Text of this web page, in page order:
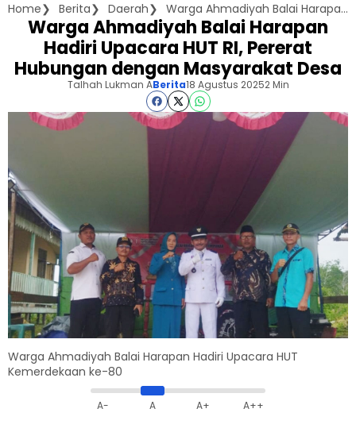
Home Berita Daerah Warga Ahmadiyah Balai Harapan Hadiri Upacara HUT RI, Pererat Hubungan dengan Masyarakat Desa
Warga Ahmadiyah Balai Harapan
Hadiri Upacara HUT RI, Pererat
Hubungan dengan Masyarakat Desa
Talhah Lukman ABerita18 Agustus 20252 Min
Warga Ahmadiyah Balai Harapan Hadiri Upacara HUT
Kemerdekaan ke-80
A- A A+ A++